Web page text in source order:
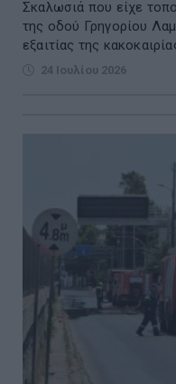
Σκαλωσιά που είχε
της οδού Γρηγορίου
εξαιτίας της
24 Ιουλίου 2026